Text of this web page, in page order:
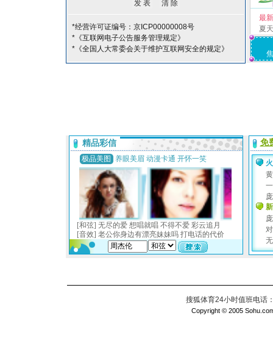
*经营许可证编号：京ICP00000008号
*《互联网电子公告服务管理规定》
*《全国人大常委会关于维护互联网安全的规定》
最
夏
搜狐体育24小时值班电话
Copyright © 2005